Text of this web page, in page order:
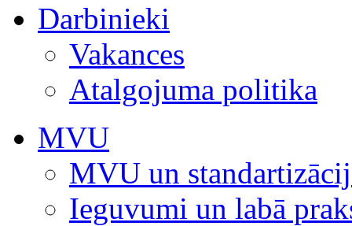
Darbinieki
Vakances
Atalgojuma politika
MVU
MVU un
Ieguvumi un labā